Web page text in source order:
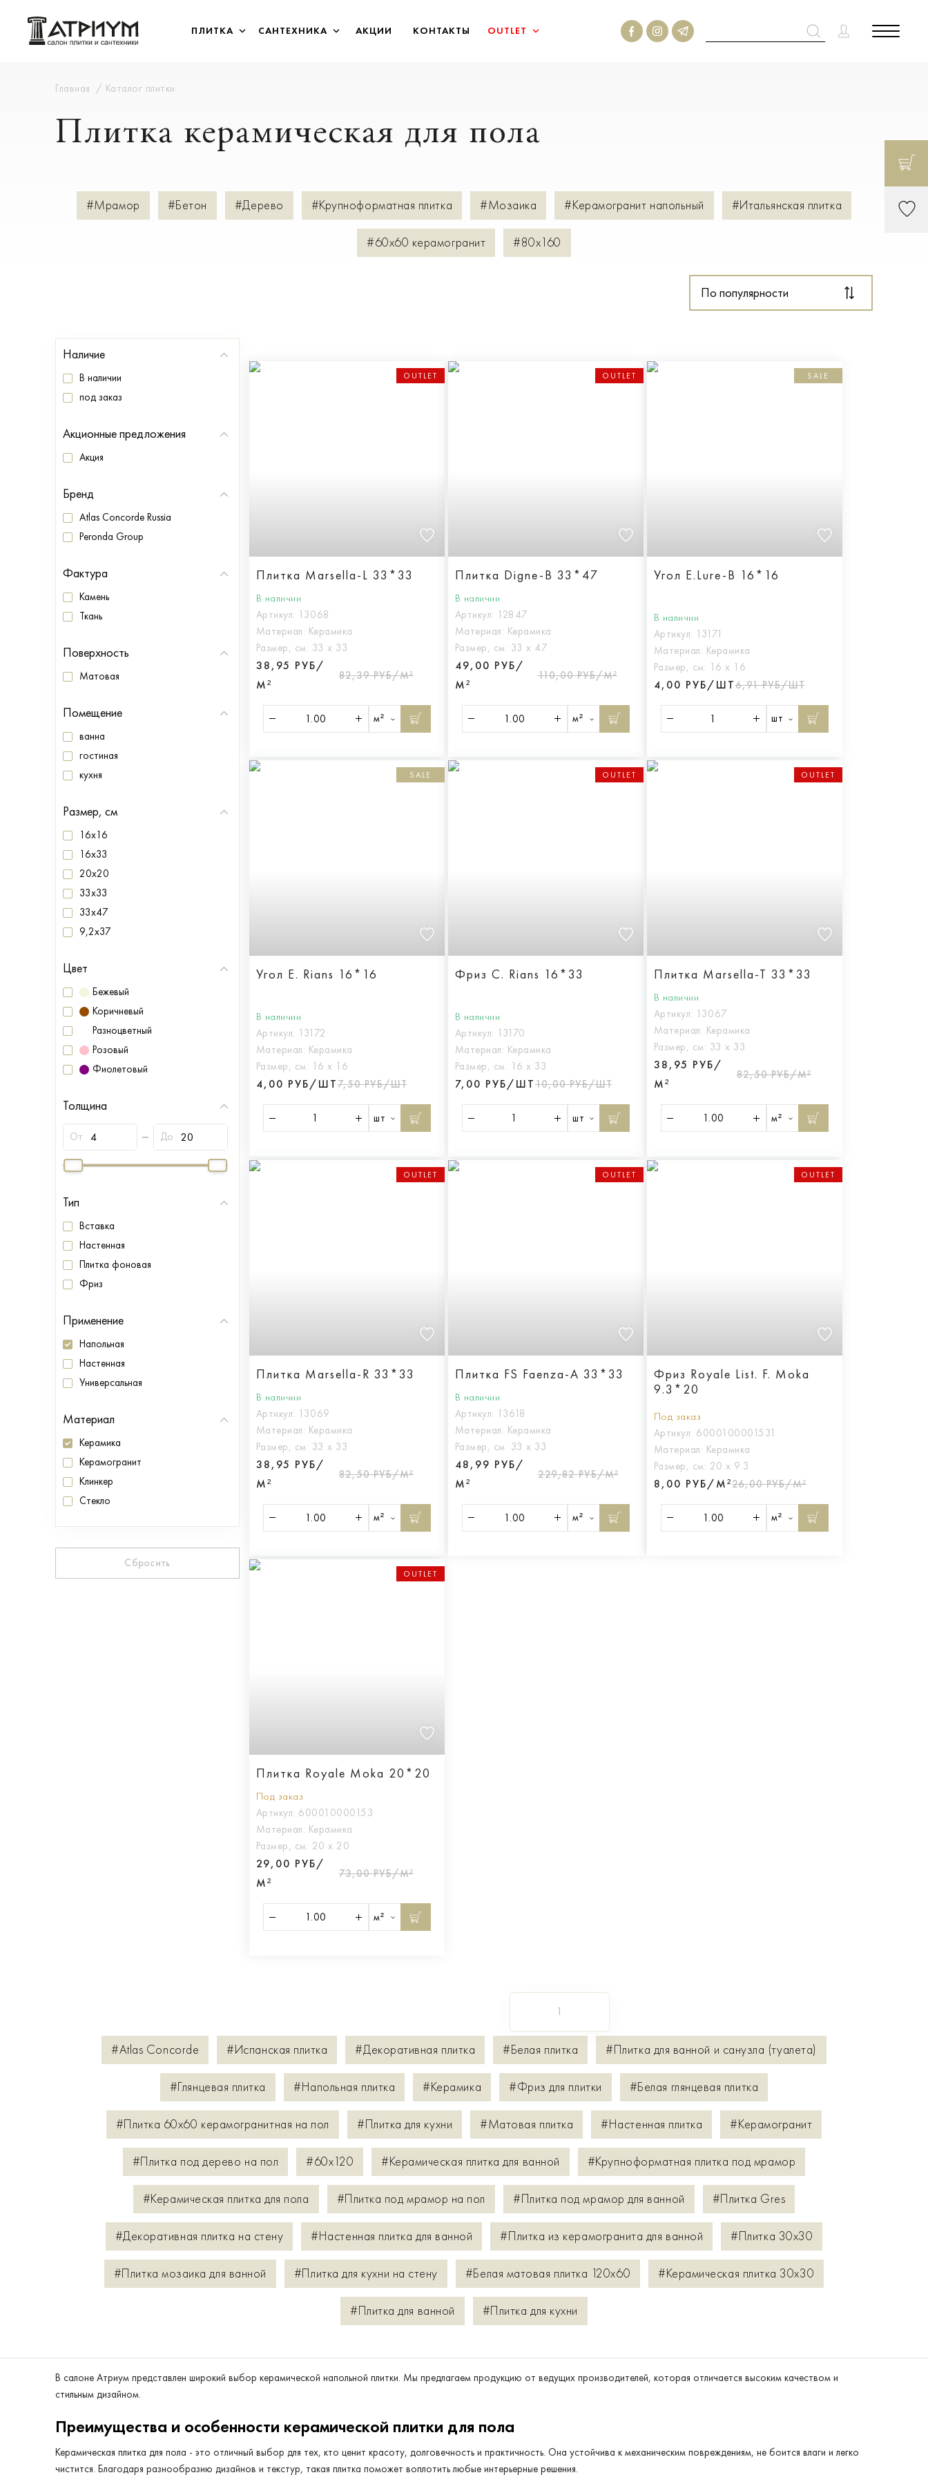
ПЛИТКА САНТЕХНИКА АКЦИИ КОНТАКТЫ OUTLET
Главная Каталог плитки
Плитка керамическая для пола
#Мрамор #Бетон #Дерево #Крупноформатная плитка #Мозаика #Керамогранит напольный #Итальянская плитка
#60х60 керамогранит #80х160
По популярности
Наличие
В наличии
под заказ
Акционные предложения
Акция
Бренд
Atlas Concorde Russia
Peronda Group
Фактура
Камень
Ткань
Поверхность
Матовая
Помещение
ванна
гостиная
кухня
Размер, см
16x16
16x33
20x20
33x33
33x47
9,2x37
Цвет
Бежевый
Коричневый
Разноцветный
Розовый
Фиолетовый
Толщина
От До
Тип
Вставка
Настенная
Плитка фоновая
Фриз
Применение
Напольная
Настенная
Универсальная
Материал
Керамика
Керамогранит
Клинкер
Стекло
Сбросить
OUTLET
Плитка Marsella-L 33*33
В наличии
Артикул: 13068
Материал: Керамика
Размер, см: 33 х 33
38,95 РУБ/
М²
82,39 РУБ/М²
м²
OUTLET
Плитка Digne-B 33*47
В наличии
Артикул: 12847
Материал: Керамика
Размер, см: 33 х 47
49,00 РУБ/
М²
110,00 РУБ/М²
м²
SALE
Угол E.Lure-B 16*16
В наличии
Артикул: 13171
Материал: Керамика
Размер, см: 16 х 16
4,00 РУБ/ШТ6,91 РУБ/ШТ
шт
SALE
Угол E. Rians 16*16
В наличии
Артикул: 13172
Материал: Керамика
Размер, см: 16 х 16
4,00 РУБ/ШТ7,50 РУБ/ШТ
шт
OUTLET
Фриз C. Rians 16*33
В наличии
Артикул: 13170
Материал: Керамика
Размер, см: 16 х 33
7,00 РУБ/ШТ10,00 РУБ/ШТ
шт
OUTLET
Плитка Marsella-T 33*33
В наличии
Артикул: 13067
Материал: Керамика
Размер, см: 33 х 33
38,95 РУБ/
М²
82,50 РУБ/М²
м²
OUTLET
Плитка Marsella-R 33*33
В наличии
Артикул: 13069
Материал: Керамика
Размер, см: 33 х 33
38,95 РУБ/
М²
82,50 РУБ/М²
м²
OUTLET
Плитка FS Faenza-A 33*33
В наличии
Артикул: 13618
Материал: Керамика
Размер, см: 33 х 33
48,99 РУБ/
М²
229,82 РУБ/М²
м²
OUTLET
Фриз Royale List. F. Moka
9.3*20
Под заказ
Артикул: 6000100001531
Материал: Керамика
Размер, см: 20 х 9.3
8,00 РУБ/М²26,00 РУБ/М²
м²
OUTLET
Плитка Royale Moka 20*20
Под заказ
Артикул: 600010000153
Материал: Керамика
Размер, см: 20 х 20
29,00 РУБ/
М²
73,00 РУБ/М²
м²
1
#Atlas Concorde #Испанская плитка #Декоративная плитка #Белая плитка #Плитка для ванной и санузла (туалета)
#Глянцевая плитка #Напольная плитка #Керамика #Фриз для плитки #Белая глянцевая плитка
#Плитка 60х60 керамогранитная на пол #Плитка для кухни #Матовая плитка #Настенная плитка #Керамогранит
#Плитка под дерево на пол #60х120 #Керамическая плитка для ванной #Крупноформатная плитка под мрамор
#Керамическая плитка для пола #Плитка под мрамор на пол #Плитка под мрамор для ванной #Плитка Gres
#Декоративная плитка на стену #Настенная плитка для ванной #Плитка из керамогранита для ванной #Плитка 30x30
#Плитка мозаика для ванной #Плитка для кухни на стену #Белая матовая плитка 120x60 #Керамическая плитка 30x30
#Плитка для ванной #Плитка для кухни
В салоне Атриум представлен широкий выбор керамической напольной плитки. Мы предлагаем продукцию от ведущих производителей, которая отличается высоким качеством и
стильным дизайном.
Преимущества и особенности керамической плитки для пола
Керамическая плитка для пола - это отличный выбор для тех, кто ценит красоту, долговечность и практичность. Она устойчива к механическим повреждениям, не боится влаги и легко
чистится. Благодаря разнообразию дизайнов и текстур, такая плитка поможет воплотить любые интерьерные решения.